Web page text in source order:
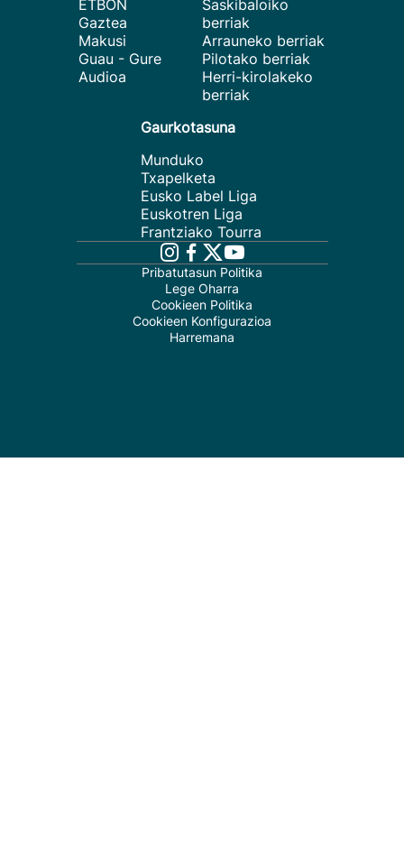
ETBON
Gaztea
Makusi
Guau - Gure
Audioa
Saskibaloiko
berriak
Arrauneko berriak
Pilotako berriak
Herri-kirolakeko
berriak
Gaurkotasuna
Munduko
Txapelketa
Eusko Label Liga
Euskotren Liga
Frantziako Tourra
Pribatutasun Politika
Lege Oharra
Cookieen Politika
Cookieen Konfigurazioa
Harremana